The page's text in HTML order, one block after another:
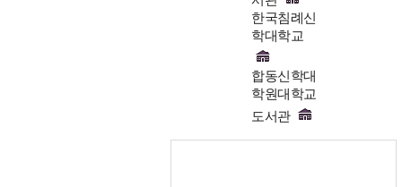
한국침례신
학대학교
합동신학대
학원대학교
도서관